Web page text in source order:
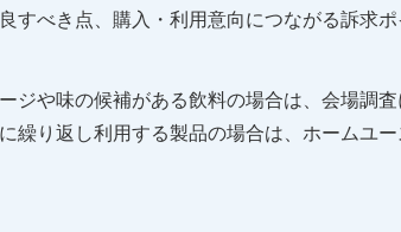
すべき点、購入・利用意向につながる訴求
ジや味の候補がある飲料の場合は、会場調
繰り返し利用する製品の場合は、ホームユ